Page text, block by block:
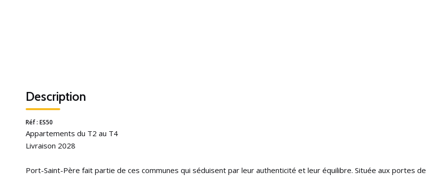
Description
Réf : ES50
Appartements du T2 au T4
Livraison 2028
Port-Saint-Père fait partie de ces communes qui séduisent par leur authenticité et leur équilibre. Située aux portes de